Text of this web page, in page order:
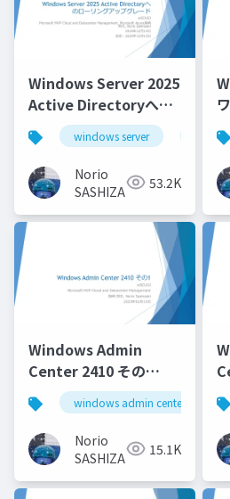
Windows Server 2025
Active Directoryへの
ローリングアップグレ
ード_Rolling Upgrade
to Windows Server
2025 Active Directory
windows server
Norio
SASHIZAKI
53.2K
Windows Admin
Center 2410 その
1_Windows Admin
Center 2410 Part 1
windows admin center
Norio
SASHIZAKI
15.1K